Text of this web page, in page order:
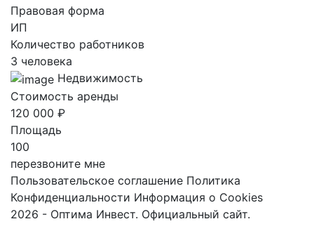
Правовая форма
ИП
Количество работников
3 человека
Недвижимость
Стоимость аренды
120 000 ₽
Площадь
100
перезвоните мне
Пользовательское соглашение Политика
Конфиденциальности Информация о Cookies
2026 - Оптима Инвест. Официальный сайт.